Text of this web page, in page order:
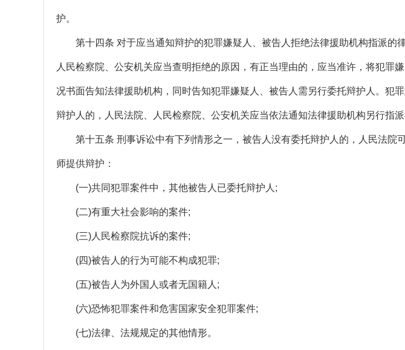
护。
第十四条 对于应当通知辩护的犯罪嫌疑人、被告人拒绝法律援助机构指派的律
人民检察院、公安机关应当查明拒绝的原因，有正当理由的，应当准许，将犯罪
况书面告知法律援助机构，同时告知犯罪嫌疑人、被告人需另行委托辩护人。犯
辩护人的，人民法院、人民检察院、公安机关应当依法通知法律援助机构另行指派
第十五条 刑事诉讼中有下列情形之一，被告人没有委托辩护人的，人民法院
师提供辩护：
(一)共同犯罪案件中，其他被告人已委托辩护人;
(二)有重大社会影响的案件;
(三)人民检察院抗诉的案件;
(四)被告人的行为可能不构成犯罪;
(五)被告人为外国人或者无国籍人;
(六)恐怖犯罪案件和危害国家安全犯罪案件;
(七)法律、法规规定的其他情形。